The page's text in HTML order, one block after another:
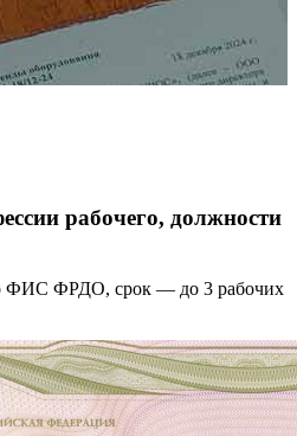
рабочего, должности
ФИС ФРДО, срок — до 3 рабочих